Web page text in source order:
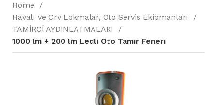
Home
Havalı ve Crv Lokmalar, Oto Servis Ekipmanları
TAMİRCİ AYDINLATMALARI
1000 lm + 200 lm Ledli Oto Tamir Feneri